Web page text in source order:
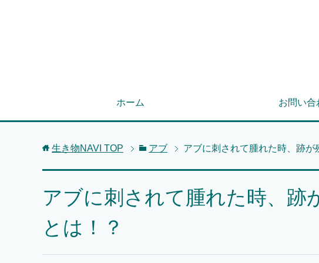
ホーム お問い合
生き物NAVI TOP アブ アブに刺されて腫れた時、跡が
アブに刺されて腫れた時、跡
とは！？